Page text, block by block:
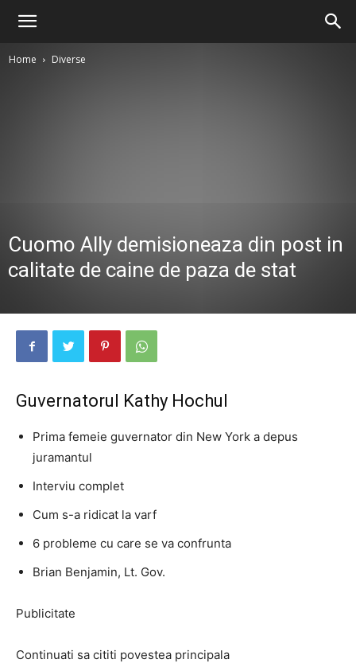
Home Diverse
Cuomo Ally demisioneaza din post in
calitate de caine de paza de stat
Guvernatorul Kathy Hochul
Prima femeie guvernator din New York a depus
juramantul
Interviu complet
Cum s-a ridicat la varf
6 probleme cu care se va confrunta
Brian Benjamin, Lt. Gov.
Publicitate
Continuati sa cititi povestea principala